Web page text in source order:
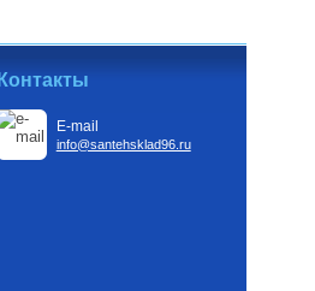
Контакты
E-mail
info@santehsklad96.ru